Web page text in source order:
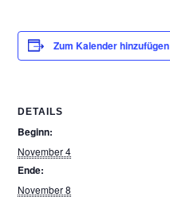
Zum Kalender hinzufügen
DETAILS
Beginn:
November 4
Ende:
November 8